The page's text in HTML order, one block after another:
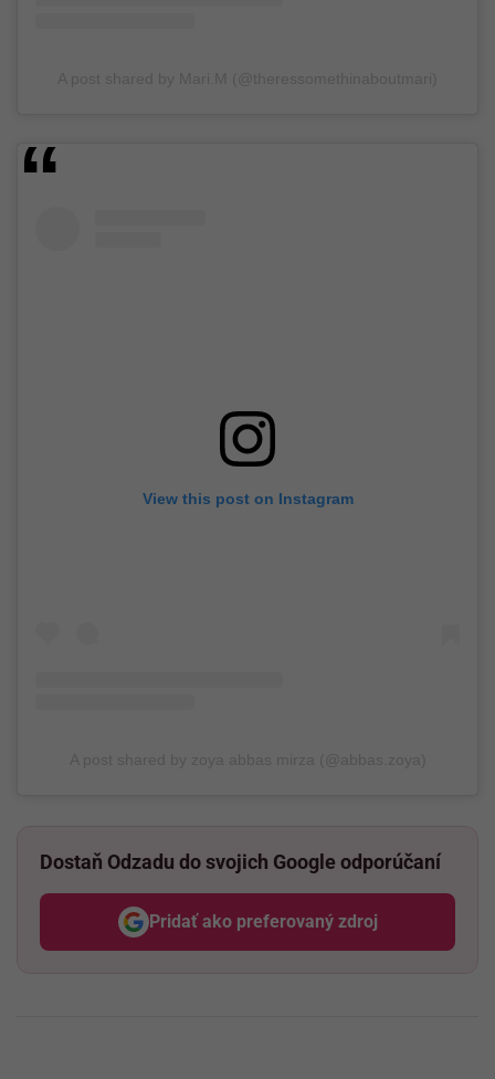
View this post on Instagram
Dostaň Odzadu do svojich Google odporúčaní
Pridať ako preferovaný zdroj
Odzadu, odkaz sa otvorí v